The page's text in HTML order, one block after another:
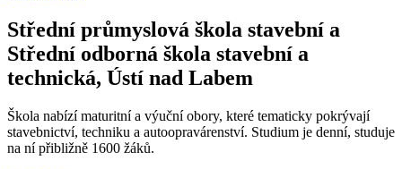
Střední průmyslová škola stavební a
Střední odborná škola stavební a
technická, Ústí nad Labem
Škola nabízí maturitní a výuční obory, které tematicky pokrývají
stavebnictví, techniku a autoopravárenství. Studium je denní, studuje
na ní přibližně 1600 žáků.